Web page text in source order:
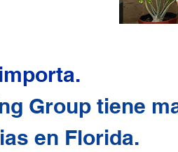
Group tiene
en Florida.